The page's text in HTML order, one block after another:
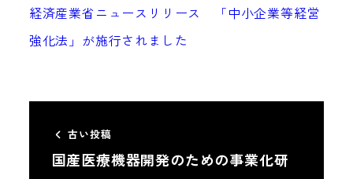
経済産業省ニュースリリース 「中小企業等経営
強化法」が施行されました
古い投稿
国産医療機器開発のための事業化研